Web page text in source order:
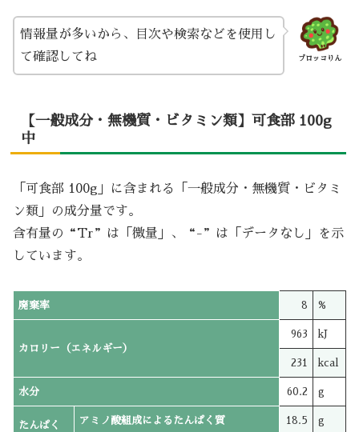
ブロッコりん
情報量が多いから、目次や検索などを使用し
て確認してね
【一般成分・無機質・ビタミン類】可食部 100g
中
「可食部 100g」に含まれる「一般成分・無機質・ビタミ
ン類」の成分量です。
含有量の“Tr”は「微量」、“-”は「データなし」を示
しています。
廃棄率 8 %
カロリー（エネルギー）
963 kJ
231 kcal
水分 60.2 g
たんぱく
アミノ酸組成によるたんぱく質 18.5 g